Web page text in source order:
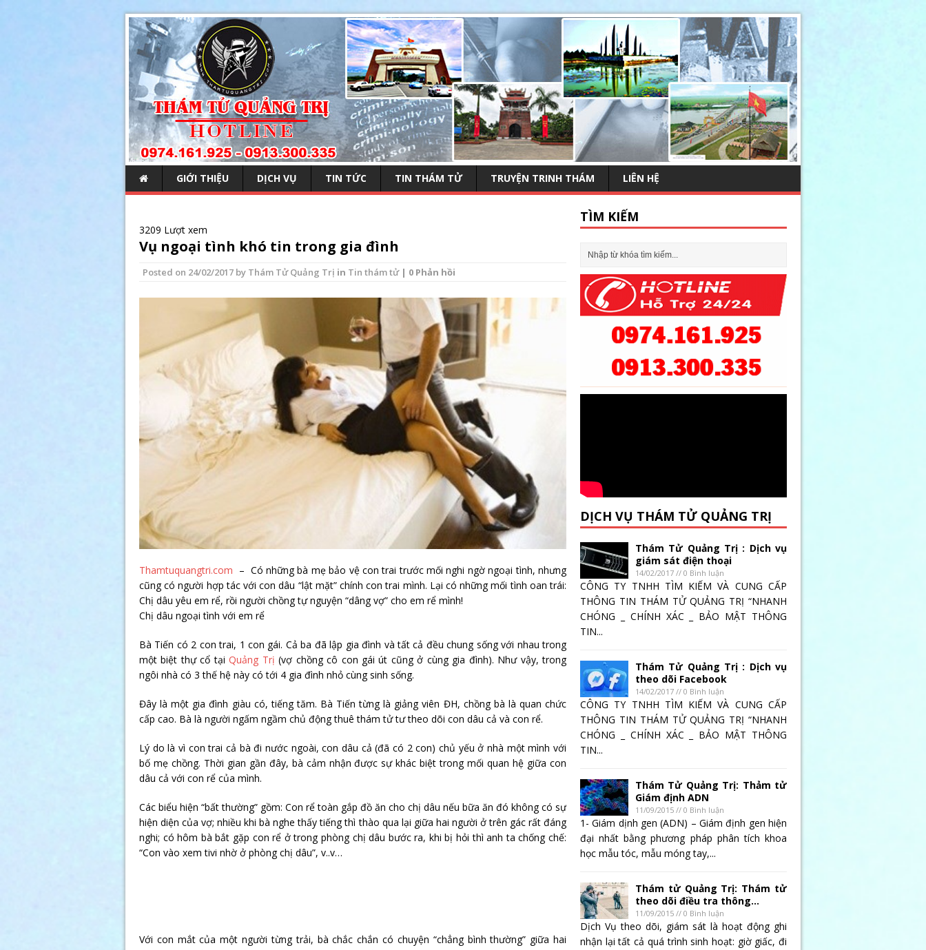
GIỚI THIỆU DỊCH VỤ TIN TỨC TIN THÁM TỬ TRUYỆN TRINH THÁM LIÊN HỆ
3209 Lượt xem
Vụ ngoại tình khó tin trong gia đình
Posted on 24/02/2017 by Thám Tử Quảng Trị in Tin thám tử| 0 Phản hồi
Thamtuquangtri.com – Có những bà mẹ bảo vệ con trai trước mối nghi ngờ ngoại tình, nhưng
cũng có người hợp tác với con dâu “lật mặt” chính con trai mình. Lại có những mối tình oan trái:
Chị dâu yêu em rể, rồi người chồng tự nguyện “dâng vợ” cho em rể mình!
Chị dâu ngoại tình với em rể
Bà Tiến có 2 con trai, 1 con gái. Cả ba đã lập gia đình và tất cả đều chung sống với nhau trong
một biệt thự cổ tạiQuảng Trị(vợ chồng cô con gái út cũng ở cùng gia đình). Như vậy, trong
ngôi nhà có 3 thế hệ này có tới 4 gia đình nhỏ cùng sinh sống.
Đây là một gia đình giàu có, tiếng tăm. Bà Tiến từng là giảng viên ĐH, chồng bà là quan chức
cấp cao. Bà là người ngấm ngầm chủ động thuê thám tử tư theo dõi con dâu cả và con rể.
Lý do là vì con trai cả bà đi nước ngoài, con dâu cả (đã có 2 con) chủ yếu ở nhà một mình với
bố mẹ chồng. Thời gian gần đây, bà cảm nhận được sự khác biệt trong mối quan hệ giữa con
dâu cả với con rể của mình.
Các biểu hiện “bất thường” gồm: Con rể toàn gắp đồ ăn cho chị dâu nếu bữa ăn đó không có sự
hiện diện của vợ; nhiều khi bà nghe thấy tiếng thì thào qua lại giữa hai người ở trên gác rất đáng
nghi; có hôm bà bắt gặp con rể ở trong phòng chị dâu bước ra, khi bị hỏi thì anh ta chống chế:
“Con vào xem tivi nhờ ở phòng chị dâu”, v..v…
Với con mắt của một người từng trải, bà chắc chắn có chuyện “chẳng bình thường” giữa hai
TÌM KIẾM
DỊCH VỤ THÁM TỬ QUẢNG TRỊ
Thám Tử Quảng Trị : Dịch vụ
giám sát điện thoại
14/02/2017 // 0 Bình luận
CÔNG TY TNHH TÌM KIẾM VÀ CUNG CẤP
THÔNG TIN THÁM TỬ QUẢNG TRỊ “NHANH
CHÓNG _ CHÍNH XÁC _ BẢO MẬT THÔNG
TIN...
Thám Tử Quảng Trị : Dịch vụ
theo dõi Facebook
14/02/2017 // 0 Bình luận
CÔNG TY TNHH TÌM KIẾM VÀ CUNG CẤP
THÔNG TIN THÁM TỬ QUẢNG TRỊ “NHANH
CHÓNG _ CHÍNH XÁC _ BẢO MẬT THÔNG
TIN...
Thám Tử Quảng Trị: Thảm tử
Giám định ADN
11/09/2015 // 0 Bình luận
1- Giám dịnh gen (ADN) – Giám định gen hiện
đại nhất bằng phương pháp phân tích khoa
học mẫu tóc, mẫu móng tay,...
Thám tử Quảng Trị: Thám tử
theo dõi điều tra thông...
11/09/2015 // 0 Bình luận
Dịch Vụ theo dõi, giám sát là hoạt động ghi
nhận lại tất cả quá trình sinh hoạt: giờ giấc, đi